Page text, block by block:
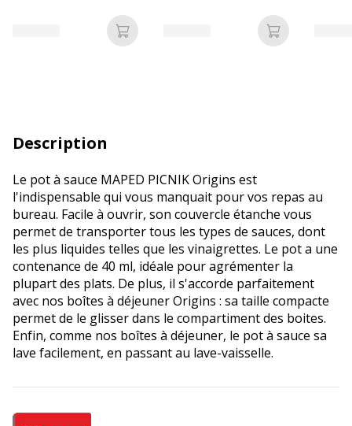
Ajouter au panier Ajouter au
Description
Le pot à sauce MAPED PICNIK Origins est
l'indispensable qui vous manquait pour vos repas au
bureau. Facile à ouvrir, son couvercle étanche vous
permet de transporter tous les types de sauces, dont
les plus liquides telles que les vinaigrettes. Le pot a une
contenance de 40 ml, idéale pour agrémenter la
plupart des plats. De plus, il s'accorde parfaitement
avec nos boîtes à déjeuner Origins : sa taille compacte
permet de le glisser dans le compartiment des boites.
Enfin, comme nos boîtes à déjeuner, le pot à sauce sa
lave facilement, en passant au lave-vaisselle.